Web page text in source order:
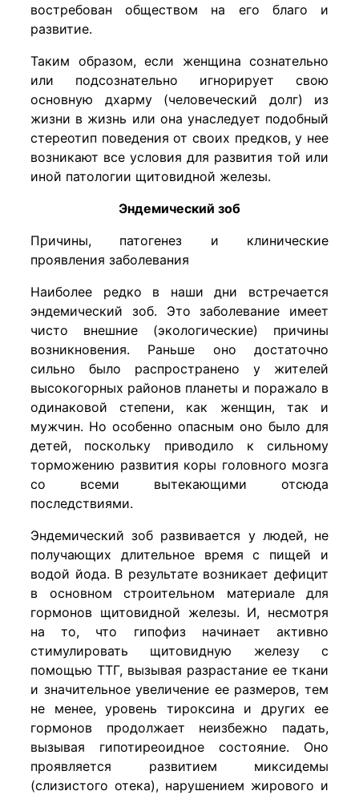
востребован обществом на его благо и
развитие.
Таким образом, если женщина сознательно
или подсознательно игнорирует свою
основную дхарму (человеческий долг) из
жизни в жизнь или она унаследует подобный
стереотип поведения от своих предков, у нее
возникают все условия для развития той или
иной патологии щитовидной железы.
Эндемический зоб
Причины, патогенез и клинические
проявления заболевания
Наиболее редко в наши дни встречается
эндемический зоб. Это заболевание имеет
чисто внешние (экологические) причины
возникновения. Раньше оно достаточно
сильно было распространено у жителей
высокогорных районов планеты и поражало в
одинаковой степени, как женщин, так и
мужчин. Но особенно опасным оно было для
детей, поскольку приводило к сильному
торможению развития коры головного мозга
со всеми вытекающими отсюда
последствиями.
Эндемический зоб развивается у людей, не
получающих длительное время с пищей и
водой йода. В результате возникает дефицит
в основном строительном материале для
гормонов щитовидной железы. И, несмотря
на то, что гипофиз начинает активно
стимулировать щитовидную железу с
помощью ТТГ, вызывая разрастание ее ткани
и значительное увеличение ее размеров, тем
не менее, уровень тироксина и других ее
гормонов продолжает неизбежно падать,
вызывая гипотиреоидное состояние. Оно
проявляется развитием миксидемы
(слизистого отека), нарушением жирового и